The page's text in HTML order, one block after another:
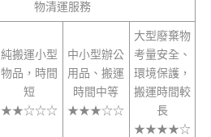
物清運服務
純搬運小型
物品，時間
短
★★☆☆☆
中小型辦公
用品、搬運
時間中等
★★★☆☆
大型廢棄物
考量安全、
環境保護，
搬運時間較
長
★★★★☆